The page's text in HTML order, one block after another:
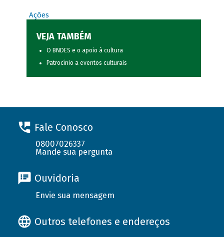
Ações
VEJA TAMBÉM
O BNDES e o apoio à cultura
Patrocínio a eventos culturais
Fale Conosco
08007026337
Mande sua pergunta
Ouvidoria
Envie sua mensagem
Outros telefones e endereços